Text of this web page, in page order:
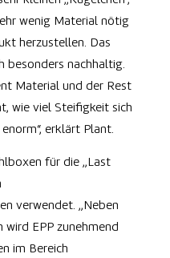
wenig Material nötig
herzustellen. Das
besonders nachhaltig.
Material und der Rest
wie viel Steifigkeit sich
erklärt Plant.
für die „Last
verwendet. „Neben
wird EPP zunehmend
im Bereich